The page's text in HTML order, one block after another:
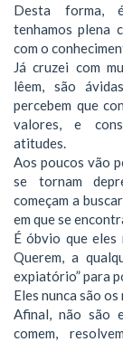
Desta forma,
tenhamos plena
com o
Já cruzei com
lêem, são
percebem que
valores, e
atitudes.
Aos poucos vão
se tornam
começam a
em que se
É óbvio que eles
Querem, a
expiatório” para
Eles nunca são os
Afinal, não são
comem,